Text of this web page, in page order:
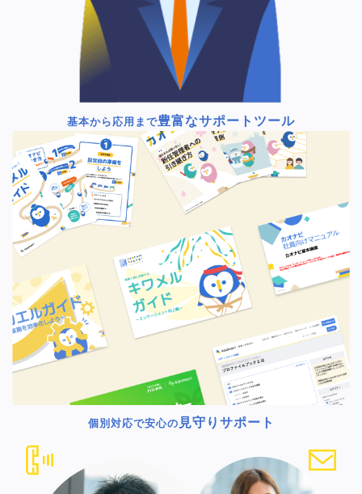
基本から応用まで豊富なサポートツール
個別対応で安心の 見守りサポート